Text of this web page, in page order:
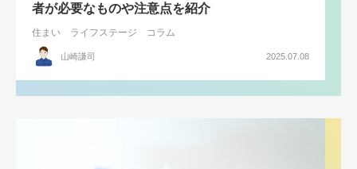
者が必要なものや注意点を紹介
住まい ライフステージ コラム
山崎謙司 2025.07.08